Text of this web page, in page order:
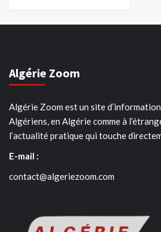
Algérie Zoom
Algérie Zoom est un site
Algériens, en Algérie comme à
l’actualité pratique qui touche
E-mail :
contact@algeriezoom.com